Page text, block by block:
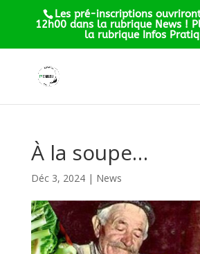
Les pré-inscriptions
12h00 dans la rubrique News !
la rubrique Infos
À la soupe…
Déc 3, 2024| News